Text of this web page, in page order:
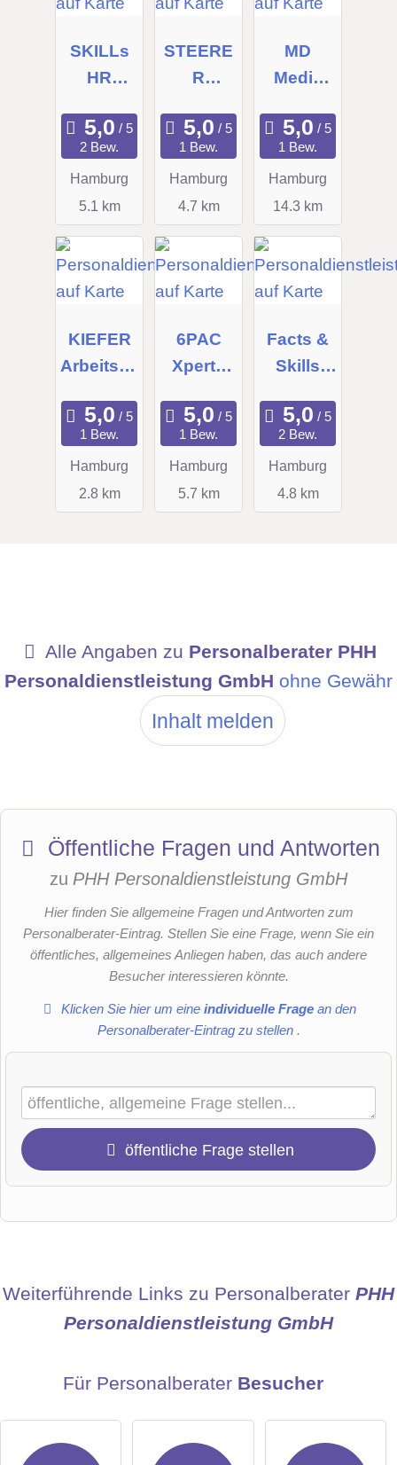
SKILLs
HR
GmbH
2 Bew.
Hamburg
5.1 km
STEERE
R
ng GmbH
1 Bew.
Hamburg
4.7 km
MD
Media
1 Bew.
Hamburg
14.3 km
KIEFER
Arbeitsve
&
Personal
beratung
1 Bew.
Hamburg
2.8 km
6PAC
Xperts
1 Bew.
Hamburg
5.7 km
Facts &
Skills
Co. KG
2 Bew.
Hamburg
4.8 km
Alle Angaben zu Personalberater PHH
Personaldienstleistung GmbH ohne Gewähr
Inhalt melden
Öffentliche Fragen und Antworten
zu PHH Personaldienstleistung GmbH
Hier finden Sie allgemeine Fragen und Antworten zum
Personalberater-Eintrag. Stellen Sie eine Frage, wenn Sie ein
öffentliches, allgemeines Anliegen haben, das auch andere
Besucher interessieren könnte.
Klicken Sie hier um eineindividuelle Frage an den
Personalberater-Eintrag zu stellen .
öffentliche Frage stellen
Name
Weiterführende Links zu Personalberater PHH
Personaldienstleistung GmbH
Für Personalberater Besucher